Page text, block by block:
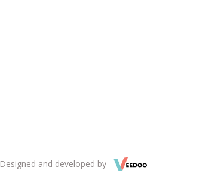
Designed and developed by